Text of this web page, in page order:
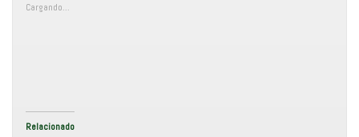
r
S
e
Cargando...
Relacionado